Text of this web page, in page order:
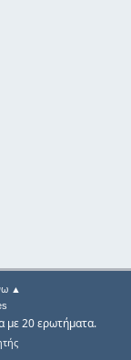
▲
με 20 ερωτήματα.